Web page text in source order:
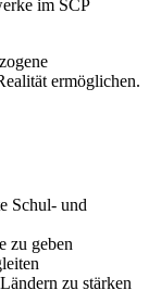
im SCP
ermöglichen.
Schul- und
zu geben
zu stärken